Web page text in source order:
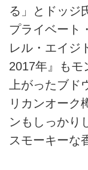
る」とドッジ
プライベート
レル・エイジ
2017年』もモ
上がったブ
リカンオーク
ンもしっかり
スモーキーな